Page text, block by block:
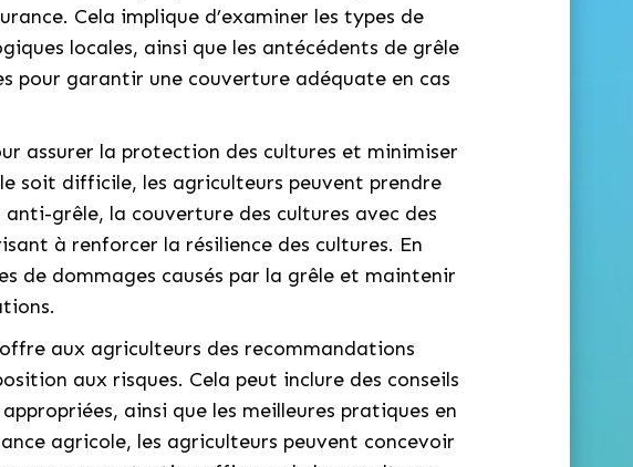
Cela implique d’examiner les types de
locales, ainsi que les antécédents de grêle
pour garantir une couverture adéquate en cas
assurer la protection des cultures et minimiser
soit difficile, les agriculteurs peuvent prendre
grêle, la couverture des cultures avec des
à renforcer la résilience des cultures. En
de dommages causés par la grêle et maintenir
aux agriculteurs des recommandations
aux risques. Cela peut inclure des conseils
ainsi que les meilleures pratiques en
agricole, les agriculteurs peuvent concevoir